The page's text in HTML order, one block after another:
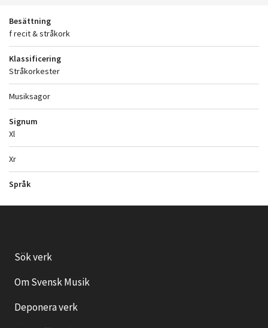
Besättning
f recit & stråkork
Klassificering
Stråkorkester
Musiksagor
Signum
Xl
Xr
Språk
Sök verk
Om Svensk Musik
Deponera verk